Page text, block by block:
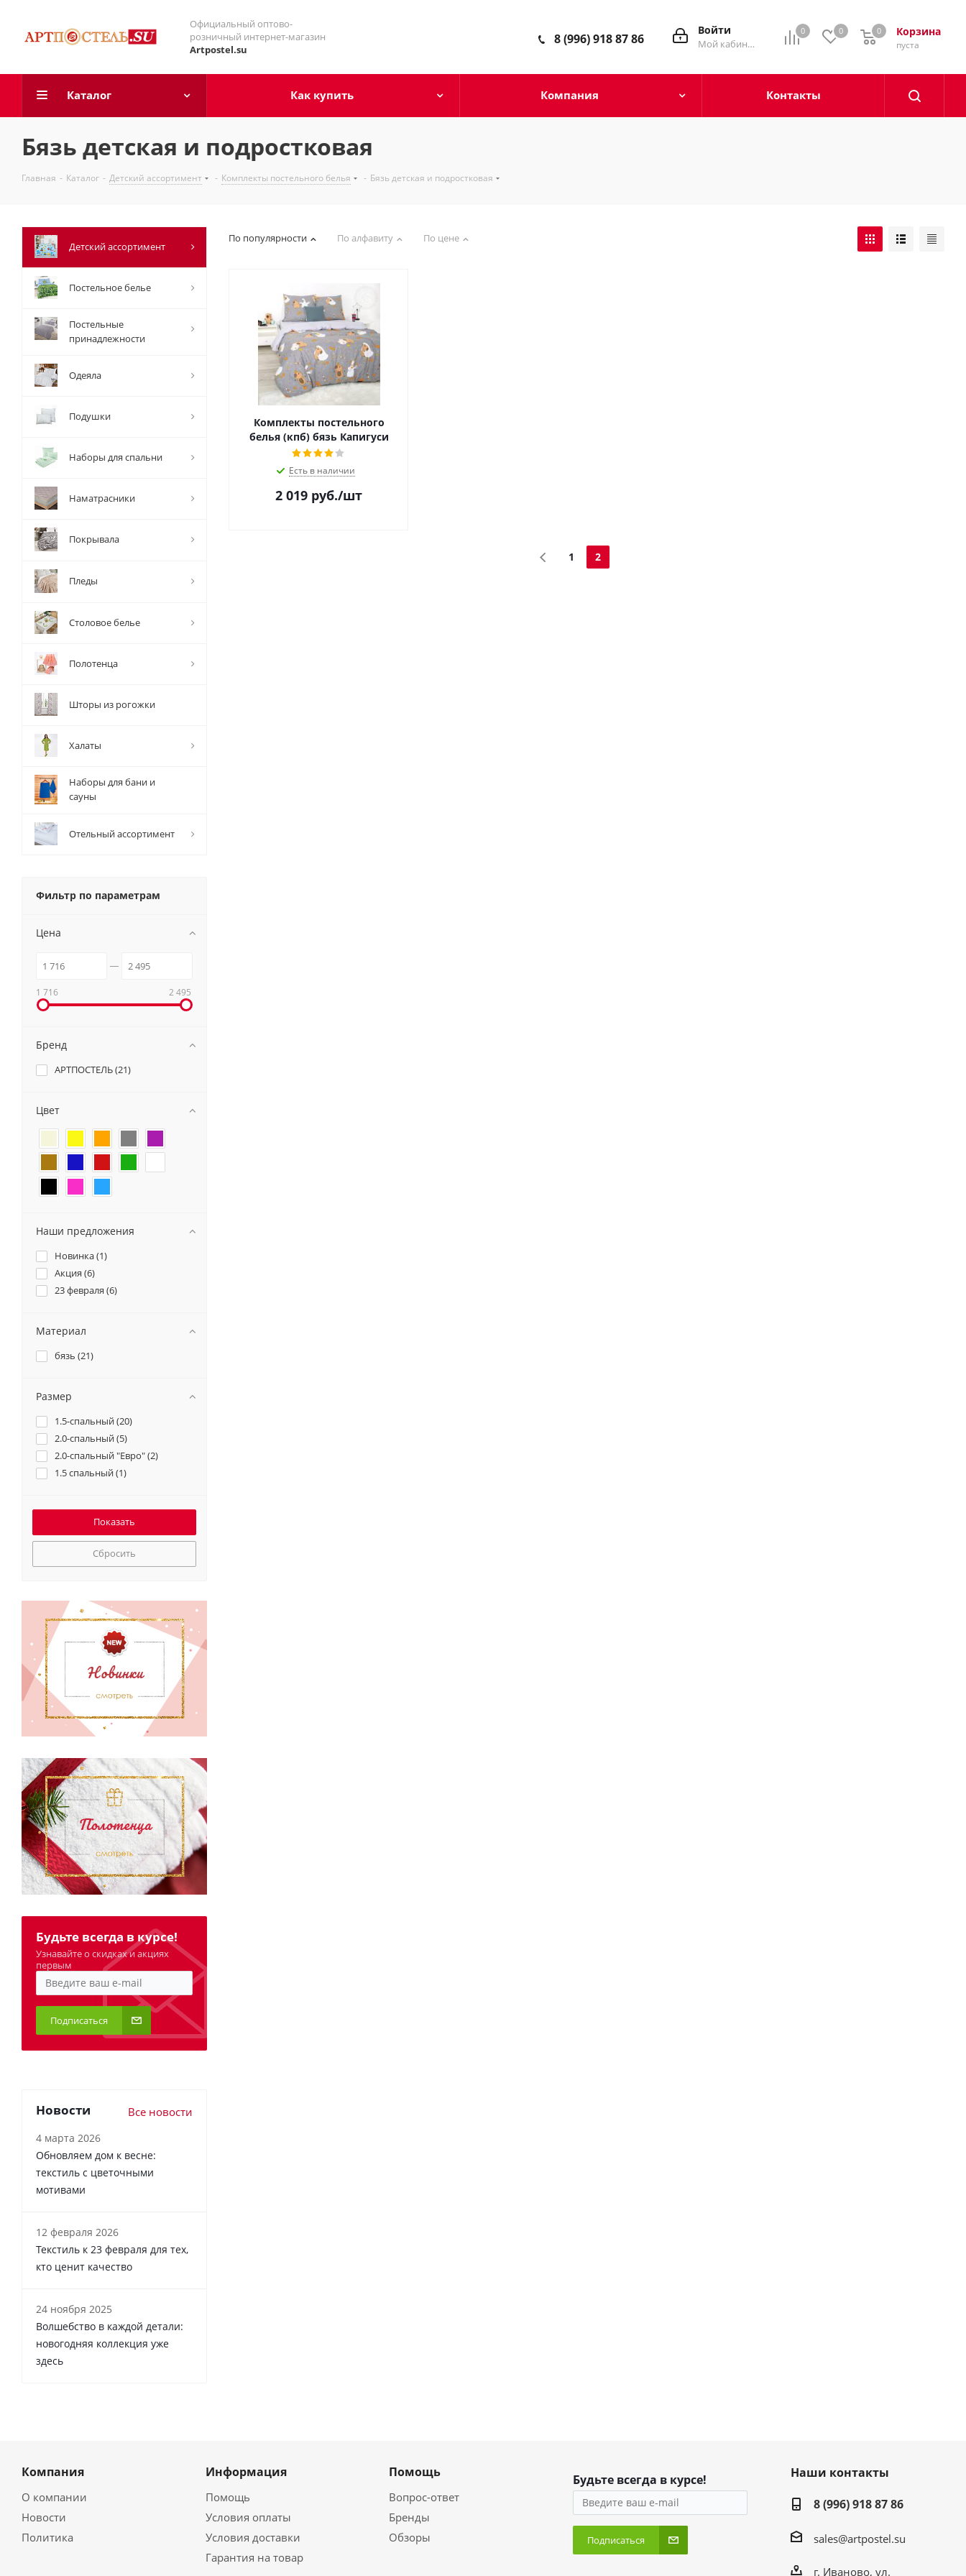
Официальный оптово-
розничный интернет-магазин
Artpostel.su
0 0 Корзина
0
пуста
0
Войти
Мой кабинет
8 (996) 918 87 86
Каталог Как купить Компания Контакты
Бязь детская и подростковая
Главная - Каталог - Детский ассортимент - Комплекты постельного белья - Бязь детская и подростковая
По популярности По алфавиту По цене
Комплекты постельного
белья (кпб) бязь Капигуси
Есть в наличии
2 019 руб./шт
1 2
Детский ассортимент
Постельное белье
Постельные
принадлежности
Одеяла
Подушки
Наборы для спальни
Наматрасники
Покрывала
Пледы
Столовое белье
Полотенца
Шторы из рогожки
Халаты
Наборы для бани и
сауны
Отельный ассортимент
Фильтр по параметрам
Цена
1 716 2 495
Бренд
АРТПОСТЕЛЬ (21)
Цвет
Наши предложения
Новинка (1)
Акция (6)
23 февраля (6)
Материал
бязь (21)
Размер
1.5-спальный (20)
2.0-спальный (5)
2.0-спальный "Евро" (2)
1.5 спальный (1)
Сбросить
Будьте всегда в курсе!
Узнавайте о скидках и акциях
первым
Подписаться
Новости Все новости
4 марта 2026
Обновляем дом к весне:
текстиль с цветочными
мотивами
12 февраля 2026
Текстиль к 23 февраля для тех,
кто ценит качество
24 ноября 2025
Волшебство в каждой детали:
новогодняя коллекция уже
здесь
Компания
О компании
Новости
Политика
Информация
Помощь
Условия оплаты
Условия доставки
Гарантия на товар
Помощь
Вопрос-ответ
Бренды
Обзоры
Будьте всегда в курсе!
Подписаться
Наши контакты
8 (996) 918 87 86
sales@artpostel.su
г. Иваново, ул.